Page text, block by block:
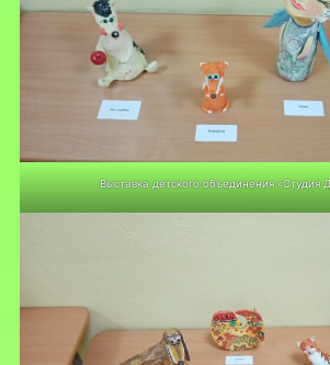
Выставка детского объединения «Студия